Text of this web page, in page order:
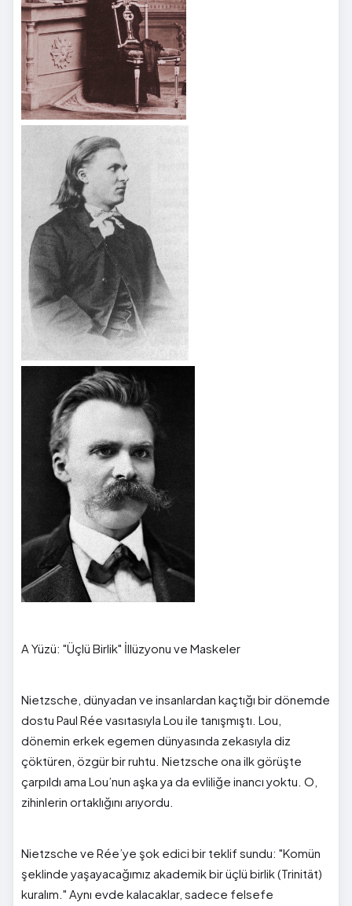
A Yüzü: "Üçlü Birlik" İllüzyonu ve Maskeler
Nietzsche, dünyadan ve insanlardan kaçtığı bir dönemde
dostu Paul Rée vasıtasıyla Lou ile tanışmıştı. Lou,
dönemin erkek egemen dünyasında zekasıyla diz
çöktüren, özgür bir ruhtu. Nietzsche ona ilk görüşte
çarpıldı ama Lou’nun aşka ya da evliliğe inancı yoktu. O,
zihinlerin ortaklığını arıyordu.
Nietzsche ve Rée’ye şok edici bir teklif sundu: "Komün
şeklinde yaşayacağımız akademik bir üçlü birlik (Trinität)
kuralım." Aynı evde kalacaklar, sadece felsefe